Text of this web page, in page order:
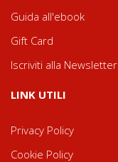
Guida all'ebook
Gift Card
Iscriviti alla Newsletter
LINK UTILI
Privacy Policy
Cookie Policy